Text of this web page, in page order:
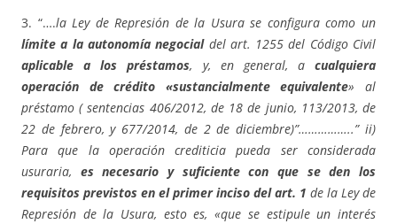
3. “….la Ley de Represión de la Usura se configura como un
límite a la autonomía negocialdel art. 1255 del Código Civil
aplicable a los préstamos, y, en general, a cualquiera
operación de crédito «sustancialmente equivalente» al
préstamo ( sentencias 406/2012, de 18 de junio, 113/2013, de
22 de febrero, y 677/2014, de 2 de diciembre)”……………..” ii)
Para que la operación crediticia pueda ser considerada
usuraria, es necesario y suficiente con que se den los
requisitos previstos en el primer inciso del art. 1 de la Ley de
Represión de la Usura, esto es, «que se estipule un interés